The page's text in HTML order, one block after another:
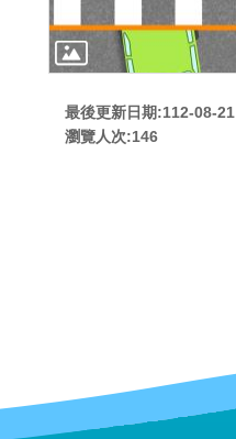
最後更新日期:112-08-21
瀏覽人次:146